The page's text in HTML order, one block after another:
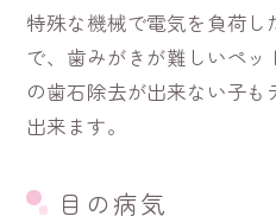
特殊な機械で電気を負荷し
で、歯みがきが難しいペ
の歯石除去が出来ない子
出来ます。
目の病気